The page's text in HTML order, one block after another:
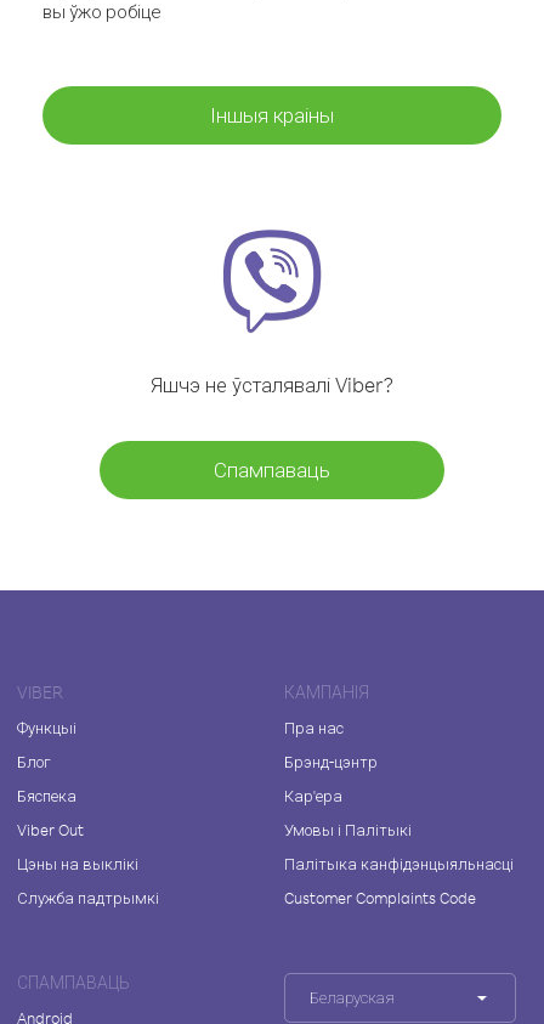
вы ўжо робіце
Іншыя краіны
Яшчэ не ўсталявалі Viber?
Спампаваць
VIBER
Функцыі
Блог
Бяспека
Viber Out
Цэны на выклікі
Служба падтрымкі
КАМПАНІЯ
Пра нас
Брэнд-цэнтр
Кар'ера
Умовы і Палітыкі
Палітыка канфідэнцыяльнасці
Customer Complaints Code
СПАМПАВАЦЬ
Android
Беларуская